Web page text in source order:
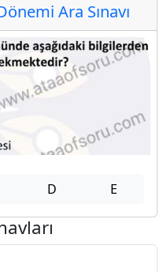
Ara Sınavı
D E